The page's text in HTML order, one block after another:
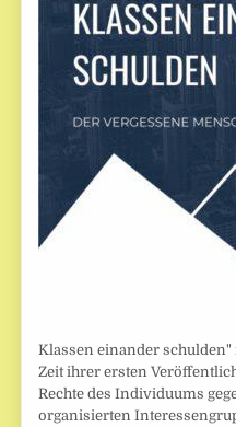
Klassen einander
Zeit ihrer ersten
Rechte des Individuums
organisierten